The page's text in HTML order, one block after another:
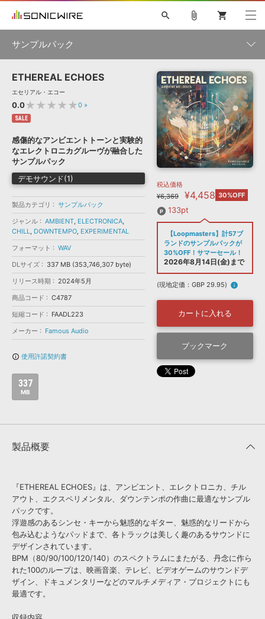
ソフト音源 »
プラグイン・エフェクト »
サンプルパック »
ソフトウェア／ツール »
DAW »
効果音 »
BGM »
特集 »
ニュースレター »
SONICWIREブログ »
製品サポート情報 »
DTMガイド »
FAQ »
お問い合わせ »
音楽カード
楽曲配信流通 サービス
無償のサウンド管理ソフト
次世代型 ボーカル・エディタ
APS
SLS
search
初音ミク NT 鏡音リン・レン V4X 巡音ルカ V4X
MEIKO V3
KAITO V3
TOONTRACK
SPITFIRE AUDIO
VIENNA
EZ DRUMMER 3
ライセンスフリーBGM
ボーカル抜き出し
DUBSTEP
ELECTRONICA
EDM TRANCE MUTANT
ROUTER.FM
SONOCA
ソフト音源 プラグイン・エフェクト
ソフトウェア／ツール 効果音
attach_file shopping_cart
サンプルパック
製品一覧
メーカー
フォーマット
ランキング
ETHEREAL ECHOES
エセリアル・エコー
0.0★★★★★0 »
SALE
感傷的なアンビエントトーンと実験的
なエレクトロニカグルーヴが融合した
サンプルパック
デモサウンド(1)
製品カテゴリ
サンプルパック
ジャンル
AMBIENT, ELECTRONICA,
CHILL, DOWNTEMPO, EXPERIMENTAL
フォーマット
WAV
DLサイズ
337 MB (353,746,307 byte)
リリース時期
2024年5月
商品コード
C4787
短縮コード
FAADL223
メーカー
Famous Audio
info_outline 使用許諾契約書
337
MB
税込価格
¥6,369
¥4,458 30%OFF
133pt
【Loopmasters】計57ブ
ランドのサンプルパックが
30%OFF！サマーセール！
2026年8月14日(金)まで
(現地定価：GBP 29.95) info
カートに入れる
ブックマーク
製品概要
『ETHEREAL ECHOES』は、アンビエント、エレクトロニカ、チル
アウト、エクスペリメンタル、ダウンテンポの作曲に最適なサンプル
パックです。
浮遊感のあるシンセ・キーから魅惑的なギター、魅惑的なリードから
包み込むようなパッドまで、各トラックは美しく趣のあるサウンドに
デザインされています。
BPM（80/90/100/120/140）のスペクトラムにまたがる、丹念に作ら
れた100のループは、映画音楽、テレビ、ビデオゲームのサウンドデ
ザイン、ドキュメンタリーなどのマルチメディア・プロジェクトにも
最適です。